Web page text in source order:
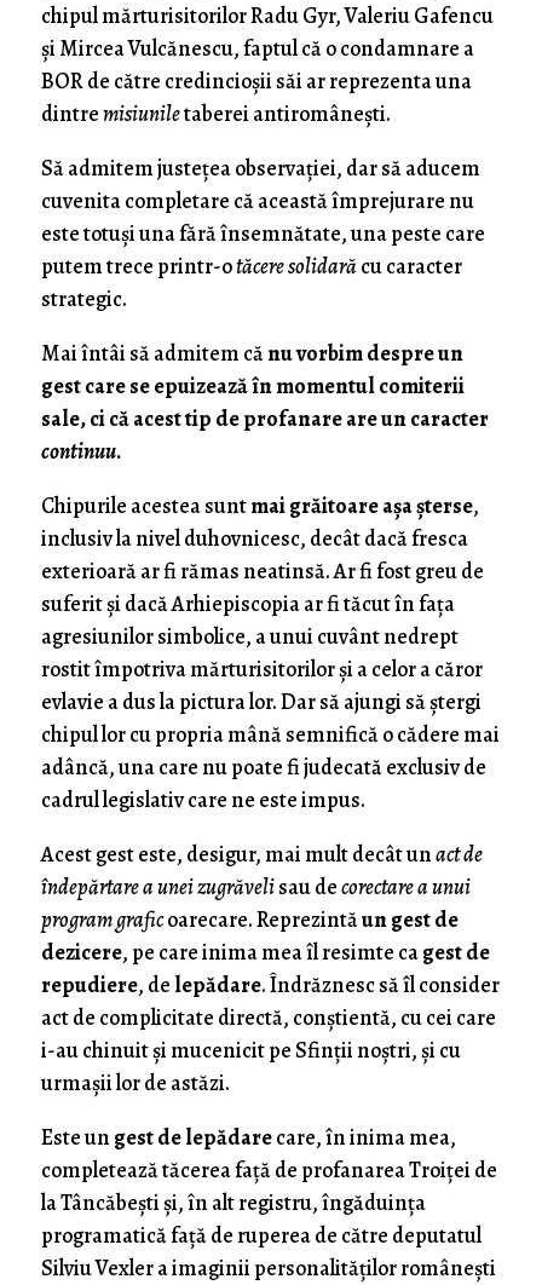
chipul mărturisitorilor Radu Gyr, Valeriu Gafencu
şi Mircea Vulcănescu, faptul că o condamnare a
BOR de către credincioşii săi ar reprezenta una
dintremisiuniletaberei antiromâneşti.
Să admitem justeţea observaţiei, dar să aducem
cuvenita completare că această împrejurare nu
este totuşi una fără însemnătate, una peste care
putem trece printr-otăcere solidară cu caracter
strategic.
Mai întâi să admitem cănu vorbim despre un
gest care se epuizează în momentul comiterii
sale, ci că acest tip de profanare are un caracter
continuu.
Chipurile acestea suntmai grăitoare aşa şterse,
inclusiv la nivel duhovnicesc, decât dacă fresca
exterioară ar fi rămas neatinsă. Ar fi fost greu de
suferit şi dacă Arhiepiscopia ar fi tăcut în faţa
agresiunilor simbolice, a unui cuvânt nedrept
rostit împotriva mărturisitorilor şi a celor a căror
evlavie a dus la pictura lor. Dar să ajungi să ştergi
chipul lor cu propria mână semnifică o cădere mai
adâncă, una care nu poate fi judecată exclusiv de
cadrul legislativ care ne este impus.
Acest gest este, desigur, mai mult decât unact de
îndepărtare a unei zugrăvelisau decorectare a unui
program graficoarecare. Reprezintăun gest de
dezicere, pe care inima mea îl resimte cagest de
repudiere, de lepădare. Îndrăznesc să îl consider
act de complicitate directă, conştientă, cu cei care
i-au chinuit şi mucenicit pe Sfinţii noştri, şi cu
urmaşii lor de astăzi.
Este un gest de lepădarecare, în inima mea,
completează tăcerea faţă de profanarea Troiţei de
la Tâncăbeşti şi, în alt registru, îngăduinţa
programatică faţă de ruperea de către deputatul
Silviu Vexler a imaginii personalităţilor româneşti